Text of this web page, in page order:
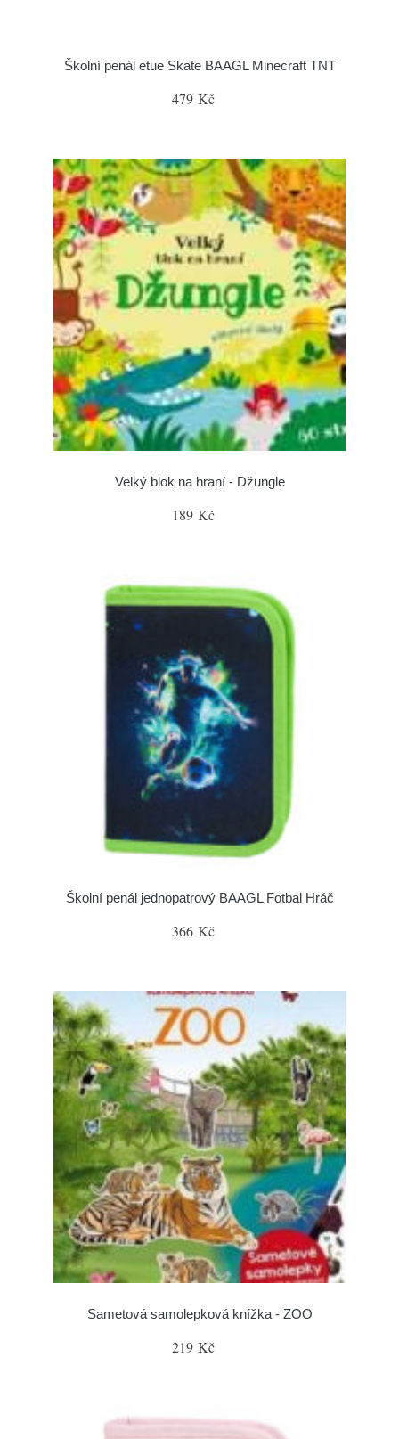
Školní penál etue Skate BAAGL Minecraft TNT
479 Kč
Velký blok na hraní - Džungle
189 Kč
Školní penál jednopatrový BAAGL Fotbal Hráč
366 Kč
Sametová samolepková knížka - ZOO
219 Kč